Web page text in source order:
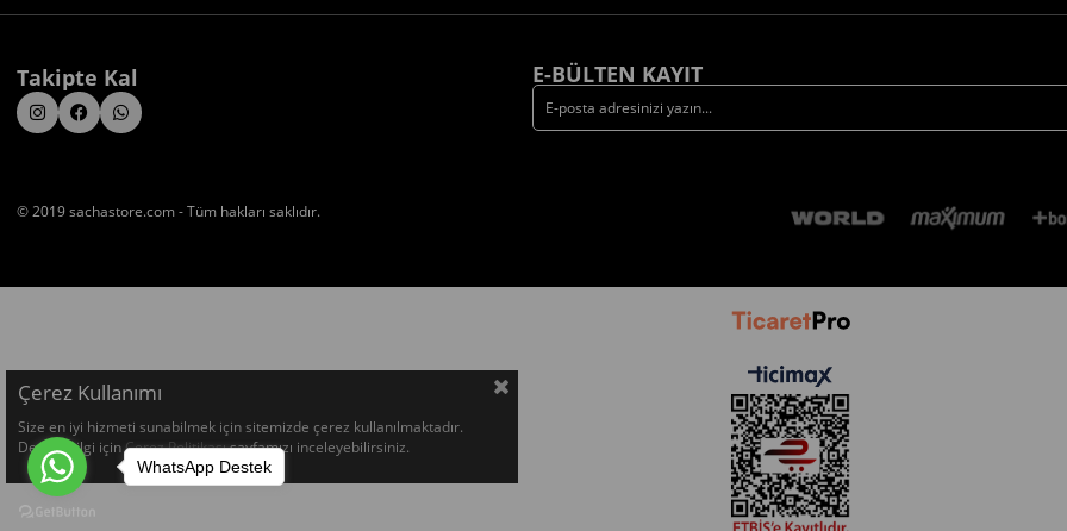
Takipte Kal E-BÜLTEN KAYIT
© 2019 sachastore.com - Tüm hakları saklıdır.
Çerez Kullanımı
Size en iyi hizmeti sunabilmek için sitemizde çerez kullanılmaktadır.
Detaylı bilgi içinÇerez Politikasısayfamızı inceleyebilirsiniz.
WhatsApp Destek